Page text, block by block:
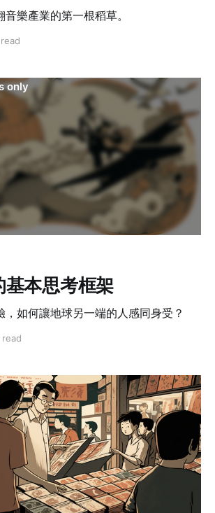
樂產業的第一根稻草。
only
基本思考框架
，如何讓地球另一端的人感同身受？
read